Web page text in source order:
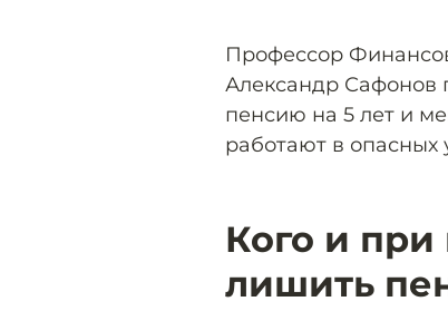
Профессор
Александр Сафонов
пенсию на 5 лет и
работают в опасных
Кого и при
лишить